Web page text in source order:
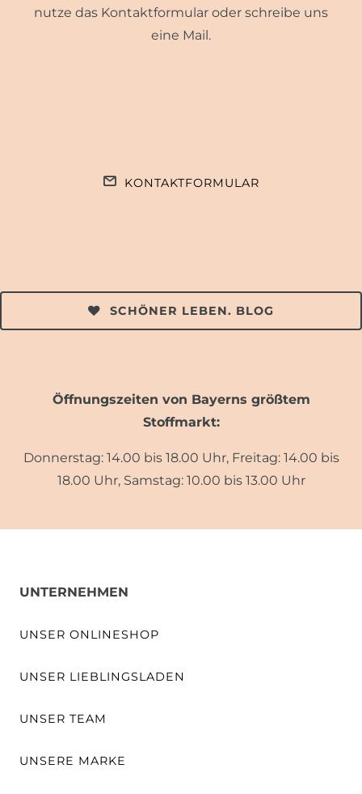
nutze das Kontaktformular oder schreibe uns
eine Mail.
KONTAKTFORMULAR
SCHÖNER LEBEN. BLOG
Öffnungszeiten von Bayerns größtem
Stoffmarkt:
Donnerstag: 14.00 bis 18.00 Uhr, Freitag: 14.00 bis
18.00 Uhr, Samstag: 10.00 bis 13.00 Uhr
UNTERNEHMEN
UNSER ONLINESHOP
UNSER LIEBLINGSLADEN
UNSER TEAM
UNSERE MARKE